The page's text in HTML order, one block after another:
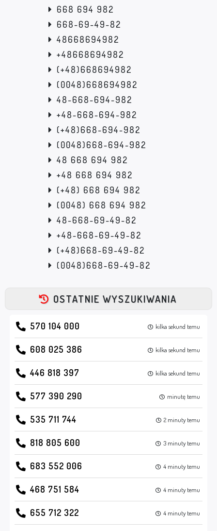
668 694 982
668-69-49-82
48668694982
+48668694982
(+48)668694982
(0048)668694982
48-668-694-982
+48-668-694-982
(+48)668-694-982
(0048)668-694-982
48 668 694 982
+48 668 694 982
(+48) 668 694 982
(0048) 668 694 982
48-668-69-49-82
+48-668-69-49-82
(+48)668-69-49-82
(0048)668-69-49-82
OSTATNIE WYSZUKIWANIA
570 104 000 kilka sekund temu
608 025 386 kilka sekund temu
446 818 397 kilka sekund temu
577 390 290 minutę temu
535 711 744 2 minuty temu
818 805 600 3 minuty temu
683 552 006 4 minuty temu
468 751 584 4 minuty temu
655 712 322 4 minuty temu